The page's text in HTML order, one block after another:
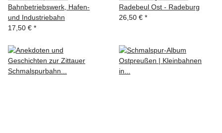
Bahnbetriebswerk, Hafen-
und Industriebahn
17,50 € *
Radebeul Ost - Radeburg
26,50 € *